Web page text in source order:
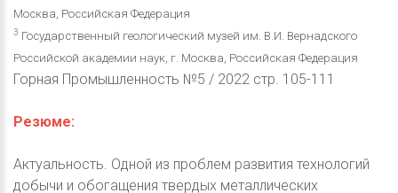
Москва, Российская Федерация
3 Государственный геологический музей им. В.И. Вернадского
Российской академии наук, г. Москва, Российская Федерация
Горная Промышленность №5 / 2022 стр. 105-111
Резюме:
Актуальность. Одной из проблем развития технологий
добычи и обогащения твердых металлических